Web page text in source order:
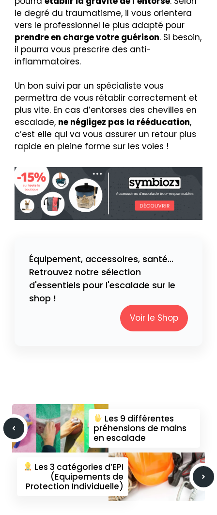
le degré du traumatisme, il vous orientera
vers le professionnel le plus adapté pour
prendre en charge votre guérison. Si besoin,
il pourra vous prescrire des anti-
inflammatoires.
Un bon suivi par un spécialiste vous
permettra de vous rétablir correctement et
plus vite. En cas d’entorses des chevilles en
escalade, ne négligez pas la rééducation,
c’est elle qui va vous assurer un retour plus
rapide en pleine forme sur les voies !
Équipement, accessoires, santé...
Retrouvez notre sélection
d'essentiels pour l'escalade sur le
shop !
Voir le Shop
Les 9 différentes
préhensions de mains
en escalade
Les 3 catégories d’EPI
(Equipements de
Protection Individuelle)